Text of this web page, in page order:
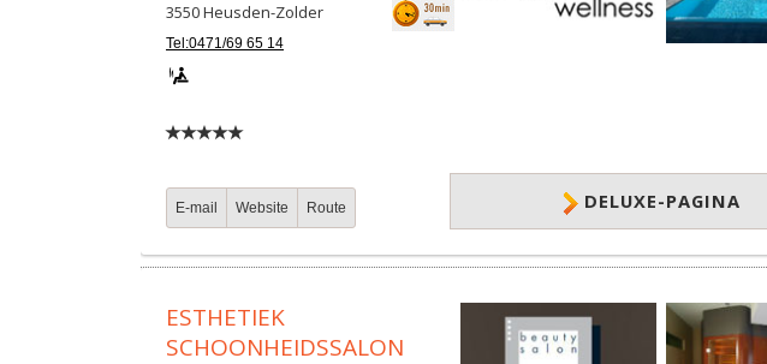
3550Heusden-Zolder
Tel:0471/69 65 14
E-mail Website Route DELUXE-PAGINA
ESTHETIEK
SCHOONHEIDSSALON